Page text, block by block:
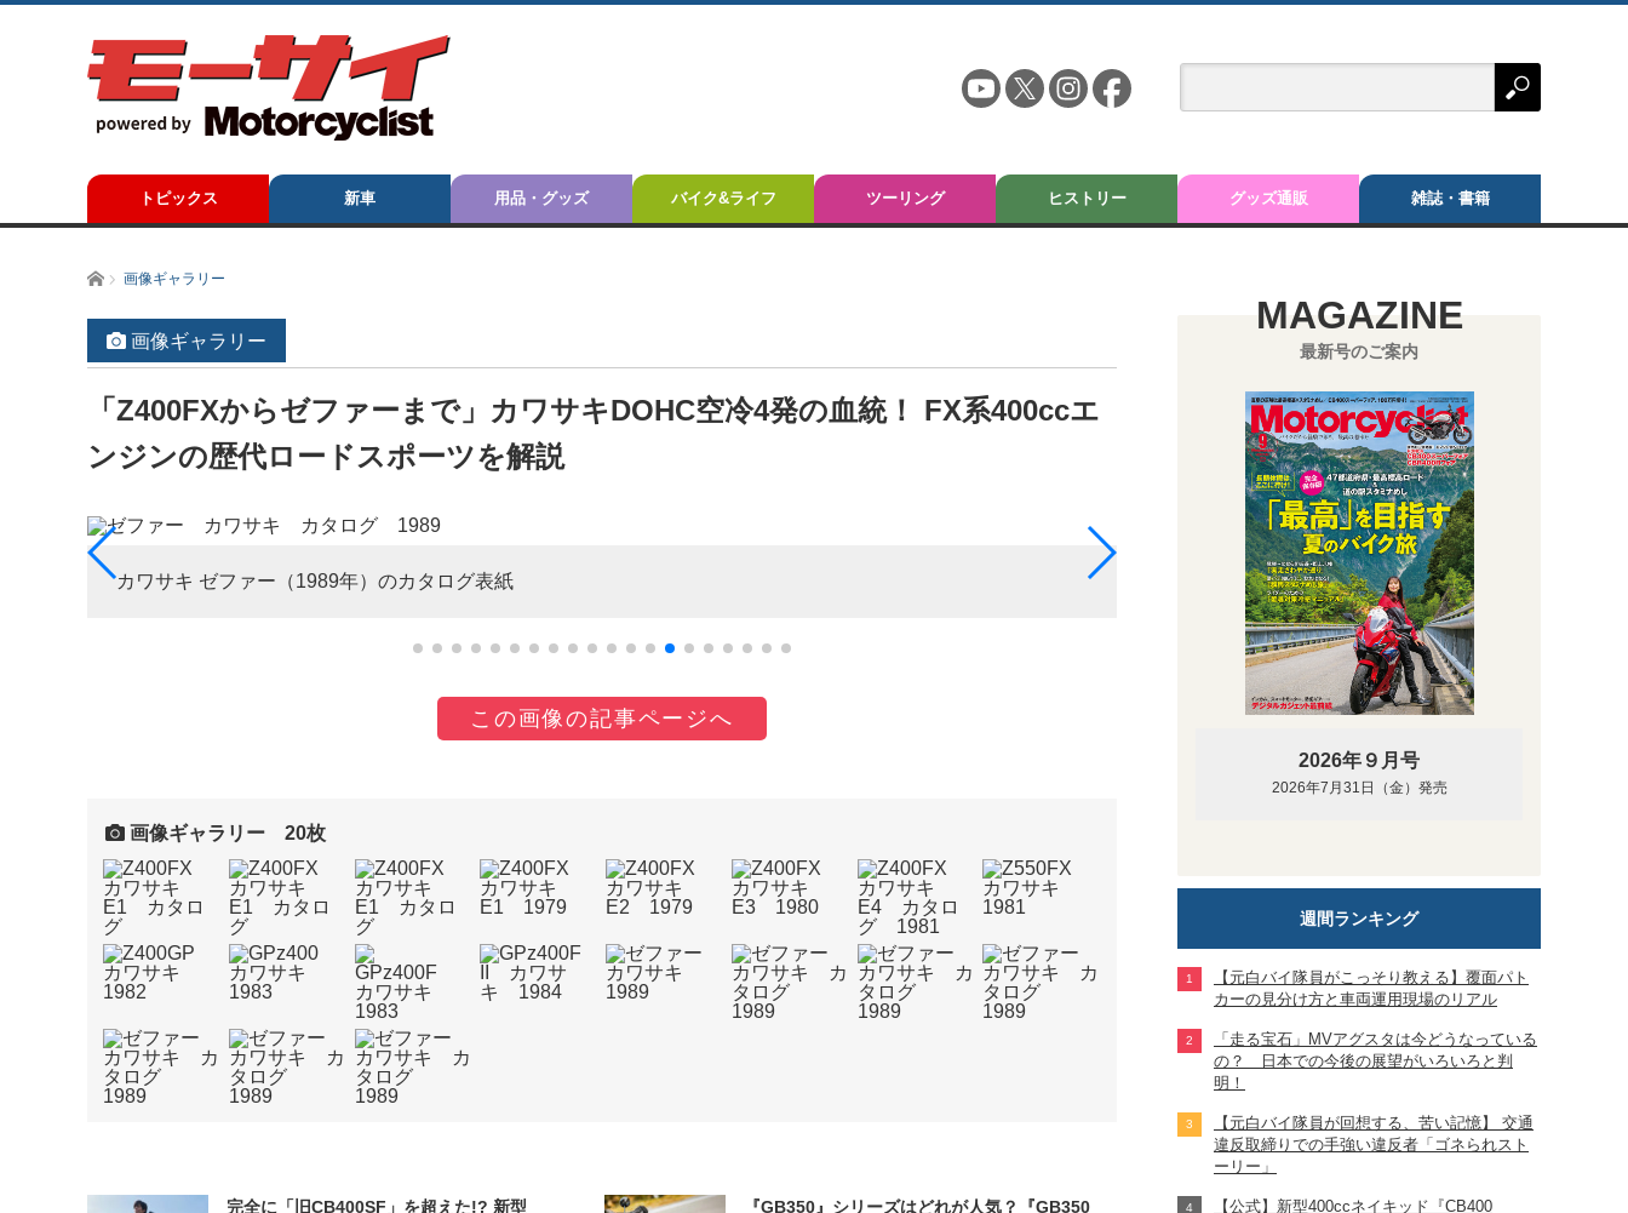
トピックス 新車 用品・グッズ バイク&ライフ ツーリング ヒストリー グッズ通販 雑誌・書籍
ホーム画像ギャラリー
画像ギャラリー
「Z400FXからゼファーまで」カワサキDOHC空冷4発の血統！ FX系400ccエ
ンジンの歴代ロードスポーツを解説
カワサキ ゼファー（1989年）のカタログ表紙 カワサキ ゼファー（1989年）カタログ内ストーリー「
この画像の記事ページへ
画像ギャラリー 20枚
完全に「旧CB400SF」を超えた!? 新型
『GB350』シリーズはどれが人気？『GB350
MAGAZINE
最新号のご案内
2026年９月号
2026年7月31日（金）発売
週間ランキング
【元白バイ隊員がこっそり教える】覆面パト
カーの見分け方と車両運用現場のリアル
「走る宝石」MVアグスタは今どうなっている
の？ 日本での今後の展望がいろいろと判
明！
【元白バイ隊員が回想する、苦い記憶】 交通
違反取締りでの手強い違反者「ゴネられスト
ーリー」
【公式】新型400ccネイキッド『CB400